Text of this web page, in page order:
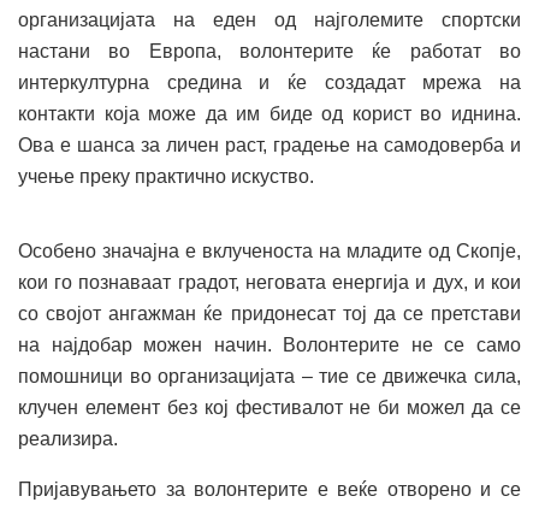
организацијата на еден од најголемите спортски
настани во Европа, волонтерите ќе работат во
интеркултурна средина и ќе создадат мрежа на
контакти која може да им биде од корист во иднина.
Ова е шанса за личен раст, градење на самодоверба и
учење преку практично искуство.
Особено значајна е вклученоста на младите од Скопје,
кои го познаваат градот, неговата енергија и дух, и кои
со својот ангажман ќе придонесат тој да се претстави
на најдобар можен начин. Волонтерите не се само
помошници во организацијата – тие се движечка сила,
клучен елемент без кој фестивалот не би можел да се
реализира.
Пријавувањето за волонтерите е веќе отворено и се